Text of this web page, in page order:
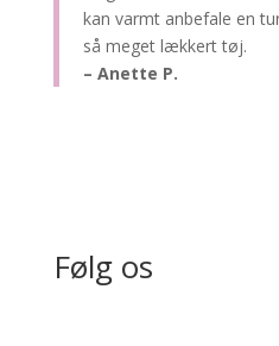
kan varmt anbefale en
så meget lækkert tøj.
– Anette P.
Følg os